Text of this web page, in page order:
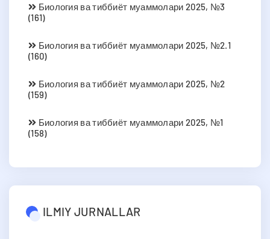
Биология ва тиббиёт муаммолари 2025, №3
(161)
Биология ва тиббиёт муаммолари 2025, №2.1
(160)
Биология ва тиббиёт муаммолари 2025, №2
(159)
Биология ва тиббиёт муаммолари 2025, №1
(158)
ILMIY JURNALLAR